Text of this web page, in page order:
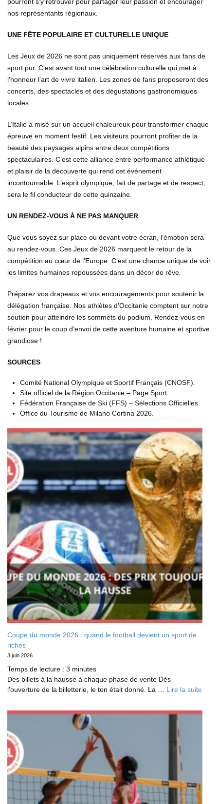
nos représentants régionaux.
UNE FÊTE POPULAIRE ET CULTURELLE UNIQUE
Les Jeux de 2026 ne sont pas uniquement réservés aux fans de
sport pur. C’est avant tout une célébration culturelle qui met à
l’honneur l’art de vivre italien. Les zones de fans proposeront des
concerts, des spectacles et des dégustations gastronomiques
locales.
L’Italie a misé sur un accueil chaleureux pour transformer chaque
épreuve en moment festif. Les visiteurs pourront profiter de la
beauté des paysages alpins entre deux compétitions
spectaculaires. C’est cette alliance entre performance athlétique
et plaisir de la découverte qui rend cet événement
incontournable. L’esprit olympique, fait de partage et de respect,
sera le fil conducteur de cette quinzaine.
UN RENDEZ-VOUS À NE PAS MANQUER
Que vous soyez sur place ou devant votre écran, l’émotion sera
au rendez-vous. Ces Jeux de 2026 marquent le retour de la
compétition au cœur de l’Europe. C’est une chance unique de voir
les limites humaines repoussées dans un décor de rêve.
Préparez vos drapeaux et vos encouragements pour soutenir la
délégation française. Nos athlètes d’Occitanie comptent sur notre
soutien pour atteindre les sommets du podium. Rendez-vous en
février pour le coup d’envoi de cette aventure humaine et sportive
grandiose !
SOURCES
Comité National Olympique et Sportif Français (CNOSF).
Site officiel de la Région Occitanie – Page Sport.
Fédération Française de Ski (FFS) – Sélections Officielles.
Office du Tourisme de Milano Cortina 2026.
Coupe du monde 2026 : quand le football devient un sport de
riches
3 juin 2026
Temps de lecture : 3 minutes
Des billets à la hausse à chaque phase de vente Dès
l’ouverture de la billetterie, le ton était donné. La … Lire la suite